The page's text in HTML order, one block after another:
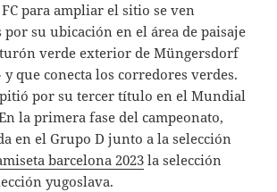
para ampliar el sitio se ven
por su ubicación en el área de paisaje
verde exterior de Müngersdorf
que conecta los corredores verdes.
por su tercer título en el Mundial
la primera fase del campeonato,
en el Grupo D junto a la selección
barcelona 2023 la selección
yugoslava.